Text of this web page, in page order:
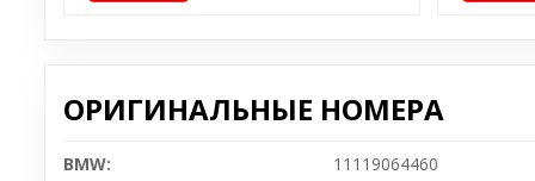
ОРИГИНАЛЬНЫЕ НОМЕРА
BMW: 11119064460